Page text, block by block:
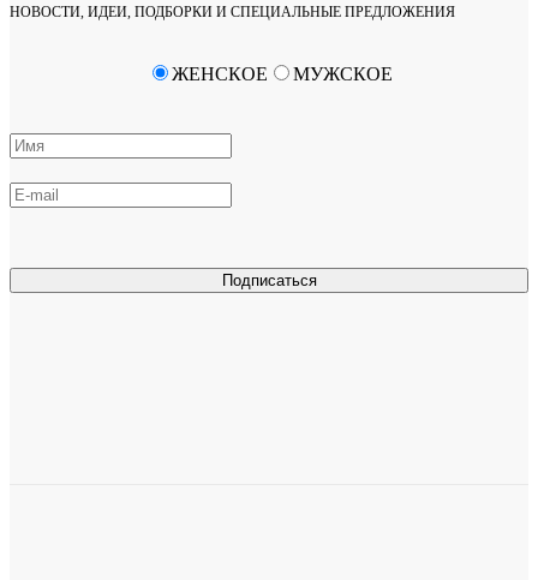
НОВОСТИ, ИДЕИ, ПОДБОРКИ И СПЕЦИАЛЬНЫЕ ПРЕДЛОЖЕНИЯ
Подписаться
ЖЕНСКОЕ МУЖСКОЕ